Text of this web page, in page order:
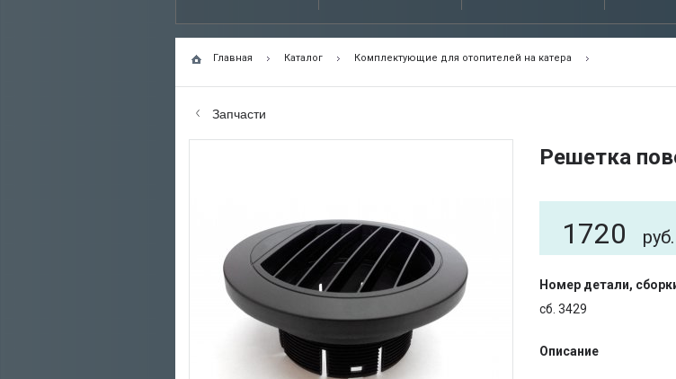
Главная Каталог Комплектующие для отопителей на катера
Запчасти
Решетка
1720 руб.
Номер детали,
сб. 3429
Описание